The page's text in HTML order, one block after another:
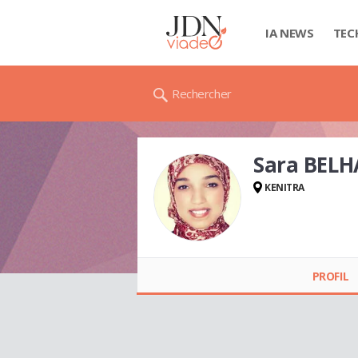
IA NEWS
Rechercher
Sara
KENITRA
PROFIL